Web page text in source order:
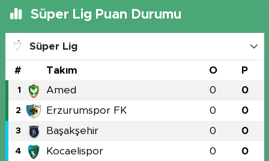
Süper Lig Puan Durumu
Süper Lig
# Takım O P
1 Amed 0 0
2 Erzurumspor FK 0 0
3 Başakşehir 0 0
4 Kocaelispor 0 0